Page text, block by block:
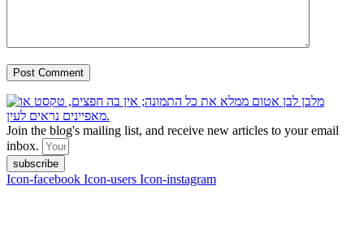
Join the blog's mailing list, and receive new articles to your email
inbox.
subscribe
Icon-facebook Icon-users Icon-instagram